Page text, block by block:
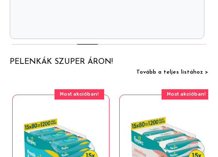
PELENKÁK SZUPER ÁRON!
Tovább a teljes listához >
Most akcióban! Most akcióban!